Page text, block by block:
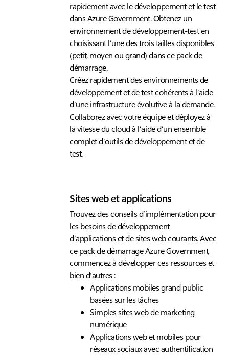
rapidement avec le développement et le test
dans Azure Government. Obtenez un
environnement de développement-test en
choisissant l’une des trois tailles disponibles
(petit, moyen ou grand) dans ce pack de
démarrage.
Créez rapidement des environnements de
développement et de test cohérents à l’aide
d’une infrastructure évolutive à la demande.
Collaborez avec votre équipe et déployez à
la vitesse du cloud à l’aide d’un ensemble
complet d’outils de développement et de
test.
Sites web et applications
Trouvez des conseils d’implémentation pour
les besoins de développement
d’applications et de sites web courants. Avec
ce pack de démarrage Azure Government,
commencez à développer ces ressources et
bien d’autres :
Applications mobiles grand public
basées sur les tâches
Simples sites web de marketing
numérique
Applications web et mobiles pour
réseaux sociaux avec authentification